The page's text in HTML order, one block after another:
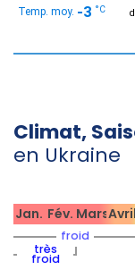
-3 °C
Climat,
en Ukraine
Jan. Fév. MarsAvril
froid
très
froid